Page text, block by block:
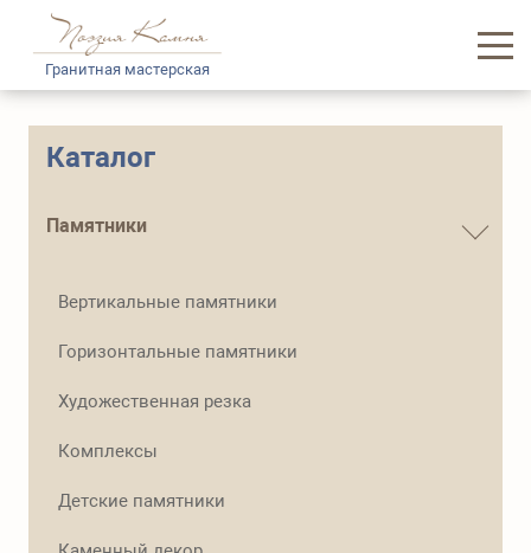
Гранитная мастерская
Доставка и логистика
Каталог
Памятники
Вертикальные памятники
Горизонтальные памятники
Художественная резка
Комплексы
Детские памятники